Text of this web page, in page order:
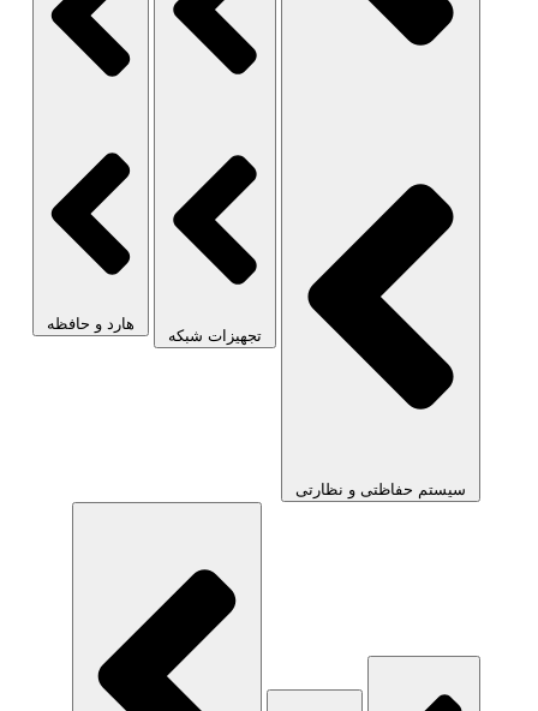
سیستم حفاظتی و نظارتی
تجهیزات شبکه
هارد و حافظه